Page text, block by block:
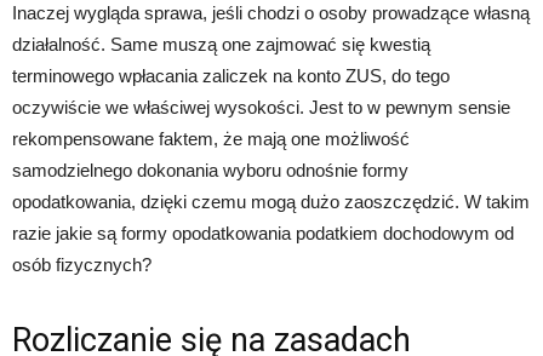
Inaczej wygląda sprawa, jeśli chodzi o osoby prowadzące własną
działalność. Same muszą one zajmować się kwestią
terminowego wpłacania zaliczek na konto ZUS, do tego
oczywiście we właściwej wysokości. Jest to w pewnym sensie
rekompensowane faktem, że mają one możliwość
samodzielnego dokonania wyboru odnośnie formy
opodatkowania, dzięki czemu mogą dużo zaoszczędzić. W takim
razie jakie są formy opodatkowania podatkiem dochodowym od
osób fizycznych?
Rozliczanie się na zasadach